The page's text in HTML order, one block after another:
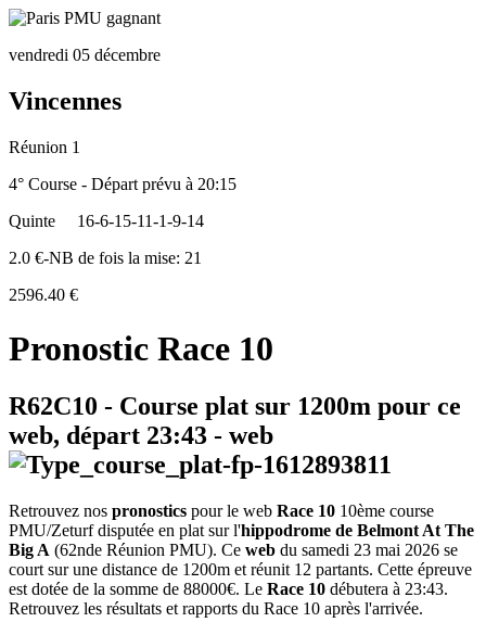
vendredi 05 décembre
Vincennes
Réunion 1
4° Course - Départ prévu à 20:15
Quinte
16-6-15-11-1-9-14
2.0 €-NB de fois la mise: 21
2596.40 €
Pronostic Race 10
R62C10 - Course plat sur 1200m pour ce
web, départ 23:43 - web
Retrouvez nos pronostics pour le web Race 10 10ème course
PMU/Zeturf disputée en plat sur l'hippodrome de Belmont At The
Big A (62nde Réunion PMU). Ce web du samedi 23 mai 2026 se
court sur une distance de 1200m et réunit 12 partants. Cette épreuve
est dotée de la somme de 88000€. Le Race 10 débutera à 23:43.
Retrouvez les résultats et rapports du Race 10 après l'arrivée.